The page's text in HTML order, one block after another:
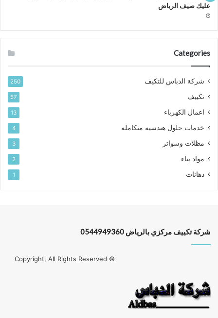
عليك صيف الرياض
Categories
شركة الدباس للتكيف 250
تكييف 57
اعمال الكهرباء 13
خدمات حلول هندسيه متكامله 4
مظلات وسواتر 3
مواد بناء 2
دهانات 1
شركة تكييف مركزي بالرياض 0544949360
© Copyright, All Rights Reserved